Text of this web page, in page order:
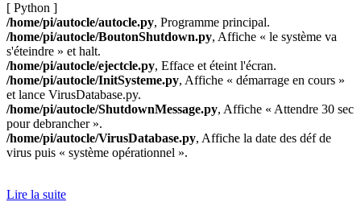
[ Python ]
/home/pi/autocle/autocle.py, Programme principal.
/home/pi/autocle/BoutonShutdown.py, Affiche « le système va
s'éteindre » et halt.
/home/pi/autocle/ejectcle.py, Efface et éteint l'écran.
/home/pi/autocle/InitSysteme.py, Affiche « démarrage en cours »
et lance VirusDatabase.py.
/home/pi/autocle/ShutdownMessage.py, Affiche « Attendre 30 sec
pour debrancher ».
/home/pi/autocle/VirusDatabase.py, Affiche la date des déf de
virus puis « système opérationnel ».
Lire la suite